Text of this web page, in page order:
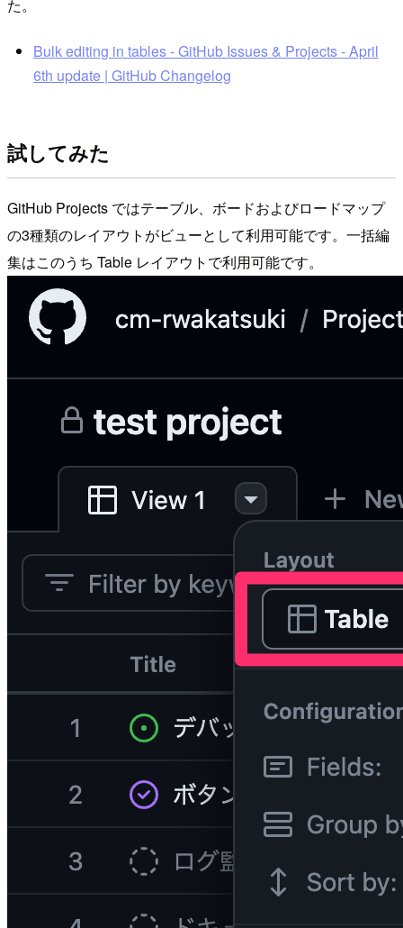
た。
Bulk editing in tables - GitHub Issues & Projects - April
6th update | GitHub Changelog
試してみた
GitHub Projects ではテーブル、ボードおよびロードマップ
の3種類のレイアウトがビューとして利用可能です。一括編
集はこのうち Table レイアウトで利用可能です。